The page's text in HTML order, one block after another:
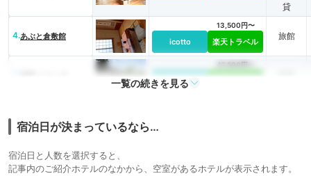
貸
4.あぶと倉敷館
icotto
13,500円〜
楽天トラベル
旅館
icotto
47,500円〜
一覧の続きを見る
宿泊日が決まっているなら…
宿泊日と人数を選択すると、
記事内のご紹介ホテルのなかから、空室があるホテルが表示されます。